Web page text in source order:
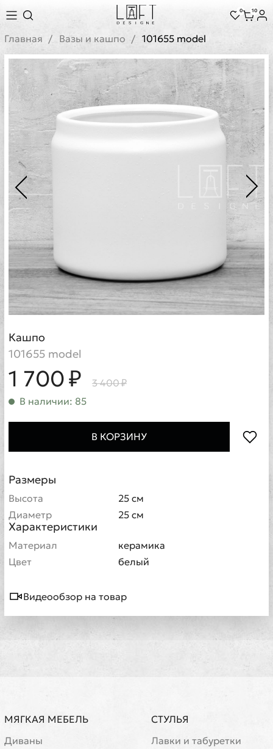
0 10
Главная Вазы и кашпо 101655 model
Кашпо
101655 model
1 700 ₽
3 400 ₽
В наличии: 85
В КОРЗИНУ
Размеры
Высота
25 см
Диаметр
25 см
Характеристики
Материал
керамика
Цвет
белый
Видеообзор на товар
МЯГКАЯ МЕБЕЛЬ
Диваны
СТУЛЬЯ
Лавки и табуретки